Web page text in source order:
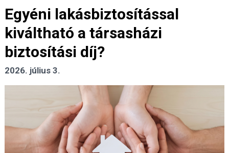
Egyéni lakásbiztosítással
kiváltható a társasházi
biztosítási díj?
2026. július 3.